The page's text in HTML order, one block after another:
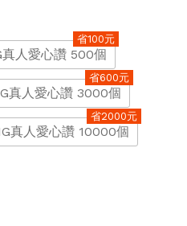
真人愛心讚 500個
省100元
真人愛心讚 3000個
省600元
真人愛心讚 10000個
省2000元